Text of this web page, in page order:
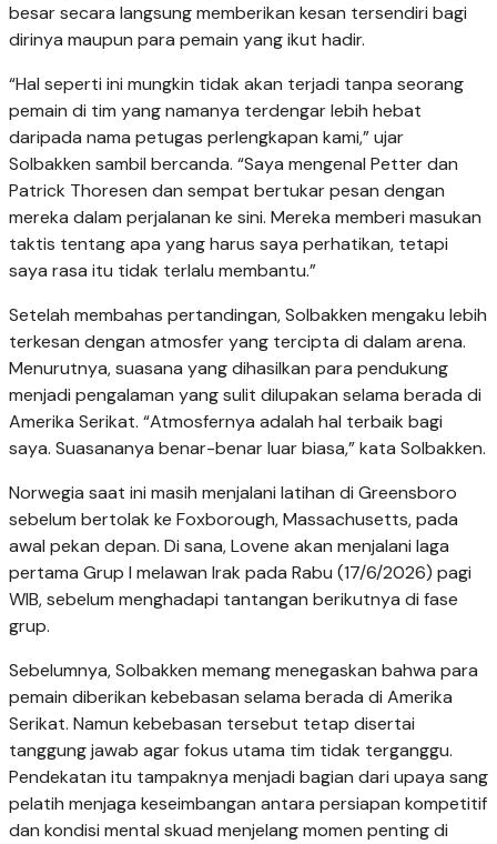
besar secara langsung memberikan kesan tersendiri bagi
dirinya maupun para pemain yang ikut hadir.
“Hal seperti ini mungkin tidak akan terjadi tanpa seorang
pemain di tim yang namanya terdengar lebih hebat
daripada nama petugas perlengkapan kami,” ujar
Solbakken sambil bercanda. “Saya mengenal Petter dan
Patrick Thoresen dan sempat bertukar pesan dengan
mereka dalam perjalanan ke sini. Mereka memberi masukan
taktis tentang apa yang harus saya perhatikan, tetapi
saya rasa itu tidak terlalu membantu.”
Setelah membahas pertandingan, Solbakken mengaku lebih
terkesan dengan atmosfer yang tercipta di dalam arena.
Menurutnya, suasana yang dihasilkan para pendukung
menjadi pengalaman yang sulit dilupakan selama berada di
Amerika Serikat. “Atmosfernya adalah hal terbaik bagi
saya. Suasananya benar-benar luar biasa,” kata Solbakken.
Norwegia saat ini masih menjalani latihan di Greensboro
sebelum bertolak ke Foxborough, Massachusetts, pada
awal pekan depan. Di sana, Lovene akan menjalani laga
pertama Grup I melawan Irak pada Rabu (17/6/2026) pagi
WIB, sebelum menghadapi tantangan berikutnya di fase
grup.
Sebelumnya, Solbakken memang menegaskan bahwa para
pemain diberikan kebebasan selama berada di Amerika
Serikat. Namun kebebasan tersebut tetap disertai
tanggung jawab agar fokus utama tim tidak terganggu.
Pendekatan itu tampaknya menjadi bagian dari upaya sang
pelatih menjaga keseimbangan antara persiapan kompetitif
dan kondisi mental skuad menjelang momen penting di